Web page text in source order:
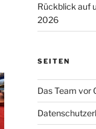
Rückblick auf
2026
SEITEN
Das Team vor